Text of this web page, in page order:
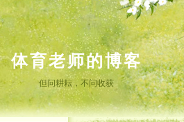
体育老师的博客
但问耕耘，不问收获